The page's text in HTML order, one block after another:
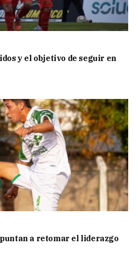
y el objetivo de seguir en
a retomar el liderazgo